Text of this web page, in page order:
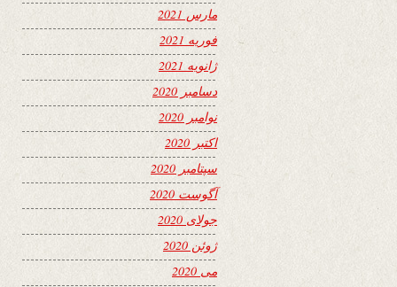
مارس 2021
فوریه 2021
ژانویه 2021
دسامبر 2020
نوامبر 2020
اکتبر 2020
سپتامبر 2020
آگوست 2020
جولای 2020
ژوئن 2020
می 2020